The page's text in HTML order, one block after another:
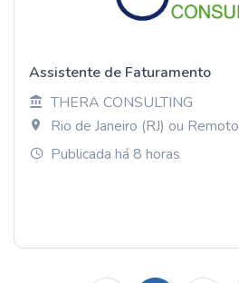
Assistente de Faturamento
THERA CONSULTING
Rio de Janeiro (RJ) ou Remoto
Publicada há 8 horas